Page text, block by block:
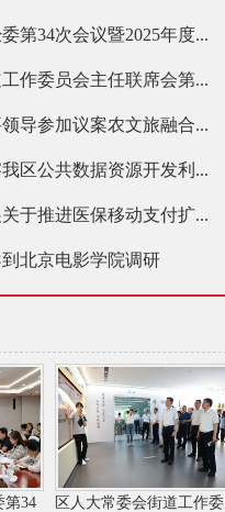
第34次会议暨2025年度...
作委员会主任联席会第...
导参加议案农文旅融合...
区公共数据资源开发利...
于推进医保移动支付扩...
北京电影学院调研
第34
区人大常委会街道工作委